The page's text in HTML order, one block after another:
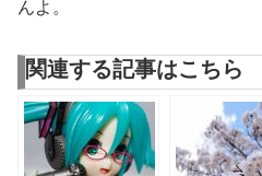
んよ。
関連する記事はこちら